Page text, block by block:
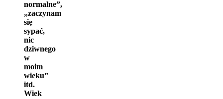
normalne”,
„zaczynam
się
sypać,
nic
dziwnego
w
moim
wieku”
itd.
Wiek